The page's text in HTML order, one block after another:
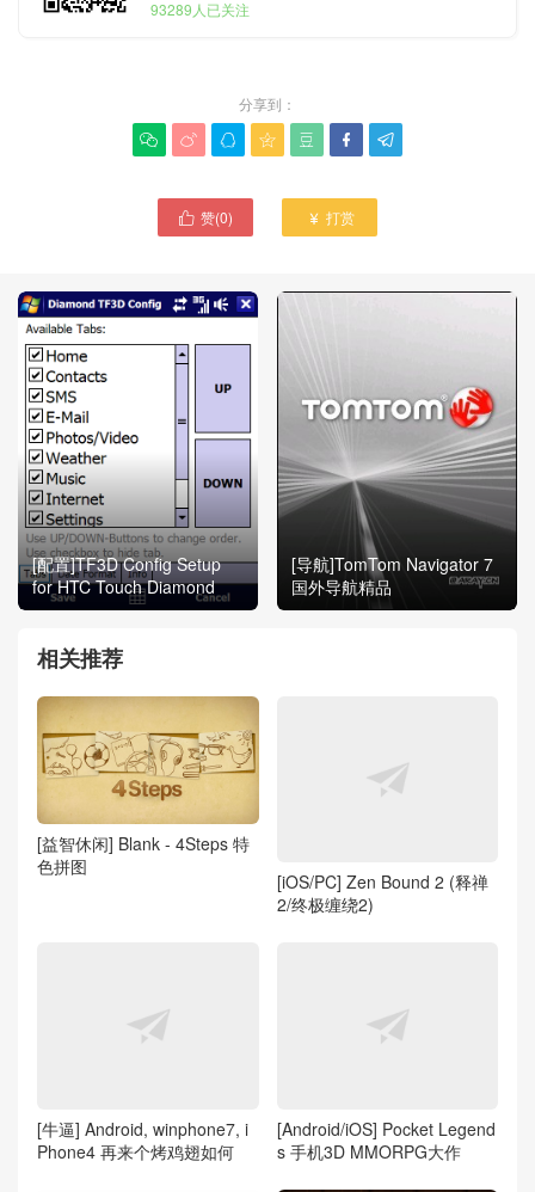
93289人已关注
分享到：
      
 赞(0)  打赏
[配置]TF3D Config Setup
for HTC Touch Diamond
[导航]TomTom Navigator 7
国外导航精品
相关推荐
[益智休闲] Blank - 4Steps 特
色拼图
[iOS/PC] Zen Bound 2 (释禅
2/终极缠绕2)
[牛逼] Android, winphone7, i
Phone4 再来个烤鸡翅如何
[Android/iOS] Pocket Legend
s 手机3D MMORPG大作